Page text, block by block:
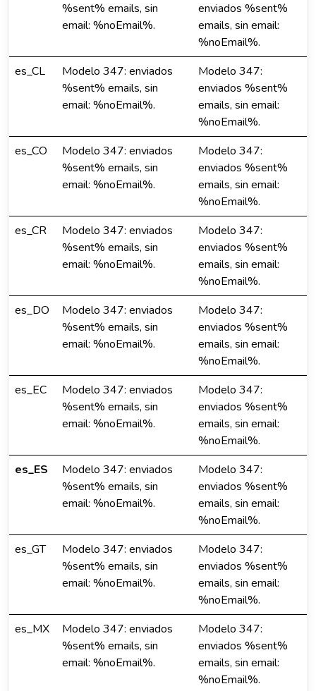
%sent% emails, sin
email: %noEmail%.
enviados %sent%
emails, sin email:
%noEmail%.
es_CL
Modelo 347: enviados
%sent% emails, sin
email: %noEmail%.
Modelo 347:
enviados %sent%
emails, sin email:
%noEmail%.
es_CO
Modelo 347: enviados
%sent% emails, sin
email: %noEmail%.
Modelo 347:
enviados %sent%
emails, sin email:
%noEmail%.
es_CR
Modelo 347: enviados
%sent% emails, sin
email: %noEmail%.
Modelo 347:
enviados %sent%
emails, sin email:
%noEmail%.
es_DO
Modelo 347: enviados
%sent% emails, sin
email: %noEmail%.
Modelo 347:
enviados %sent%
emails, sin email:
%noEmail%.
es_EC
Modelo 347: enviados
%sent% emails, sin
email: %noEmail%.
Modelo 347:
enviados %sent%
emails, sin email:
%noEmail%.
es_ES
Modelo 347: enviados
%sent% emails, sin
email: %noEmail%.
Modelo 347:
enviados %sent%
emails, sin email:
%noEmail%.
es_GT
Modelo 347: enviados
%sent% emails, sin
email: %noEmail%.
Modelo 347:
enviados %sent%
emails, sin email:
%noEmail%.
es_MX
Modelo 347: enviados
%sent% emails, sin
email: %noEmail%.
Modelo 347:
enviados %sent%
emails, sin email:
%noEmail%.